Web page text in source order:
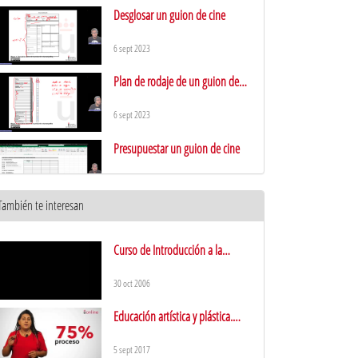
Desglosar un guion de cine
6 sept 2023
Plan de rodaje de un guion de
6 sept 2023
Presupuestar un guion de cine
6 sept 2023
El plan de financiación de una
6 sept 2023
Las ventanas de explotación de
te interesan
Curso de Introducción a la
30 oct 2006
Educación artística y plástica.
5 sept 2017